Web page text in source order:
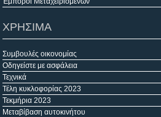
ΧΡΗΣΙΜΑ
Συμβουλές οικονομίας
Οδηγείστε με ασφάλεια
Τεχνικά
Τέλη κυκλοφορίας 2023
Τεκμήρια 2023
Μεταβίβαση αυτοκινήτου